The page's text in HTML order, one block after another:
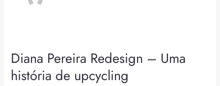
Diana Pereira Redesign – Uma
história de upcycling
Diana
Pereira
Redesign